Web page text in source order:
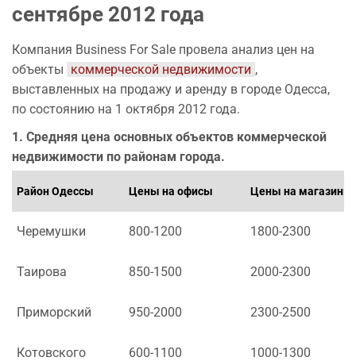
сентябре 2012 года
Компания Business For Sale провела анализ цен на
объекты коммерческой недвижимости ,
выставленных на продажу и аренду в городе Одесса,
по состоянию на 1 октября 2012 года.
1. Средняя цена основных объектов коммерческой
недвижимости по районам города.
Район Одессы Цены на офисы Цены на магазины
Черемушки 800-1200 1800-2300
Таирова 850-1500 2000-2300
Приморский 950-2000 2300-2500
Котовского 600-1100 1000-1300